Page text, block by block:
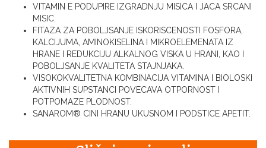
VITAMIN E PODUPIRE IZGRADNJU MISICA I JACA SRCANI
MISIC.
FITAZA ZA POBOLJSANJE ISKORISCENOSTI FOSFORA,
KALCIJUMA, AMINOKISELINA I MIKROELEMENATA IZ
HRANE I REDUKCIJU ALKALNOG VISKA U HRANI, KAO I
POBOLJSANJE KVALITETA STAJNJAKA.
VISOKOKVALITETNA KOMBINACIJA VITAMINA I BIOLOSKI
AKTIVNIH SUPSTANCI POVECAVA OTPORNOST I
POTPOMAZE PLODNOST.
SANAROM® CINI HRANU UKUSNOM I PODSTICE APETIT.